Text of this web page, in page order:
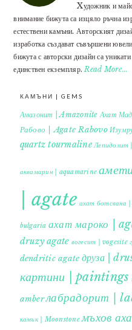
Xудожник и
внимание бижута са изцяло ръчна
естествени камъни. Авторският
изработка създават съвършени
бижута с авторски дизайн са
единствен екземпляр. Read More…
КАМЪНИ | GEMS
Амазонит | Amazonite Ахат
Рабово | Agate Rabovo
quartz tourmaline Лепидолит
аквамарин | aquamarine
| agate ахат ботсвана
bulgaria ахат мароко |
druzy agate вогесит | vogesite
dendritic agate друза |
картини | paintings
amberлабрадорит |
камък | Moonstone мъхов